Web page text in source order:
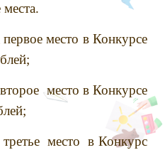
место в Конкурсе
место в Конкурсе
место в Конкурс